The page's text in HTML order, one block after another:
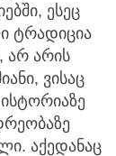
ესეც
ტრადიცია
არ არის
ვისაც
აქედანაც